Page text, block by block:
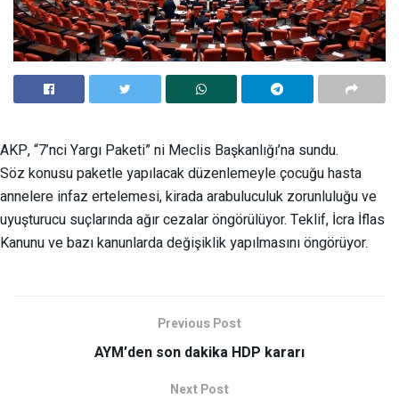
AKP, “7’nci Yargı Paketi” ni Meclis Başkanlığı’na sundu.
Söz konusu paketle yapılacak düzenlemeyle çocuğu hasta
annelere infaz ertelemesi, kirada arabuluculuk zorunluluğu ve
uyuşturucu suçlarında ağır cezalar öngörülüyor. Teklif, İcra İflas
Kanunu ve bazı kanunlarda değişiklik yapılmasını öngörüyor.
Previous Post
AYM’den son dakika HDP kararı
Next Post